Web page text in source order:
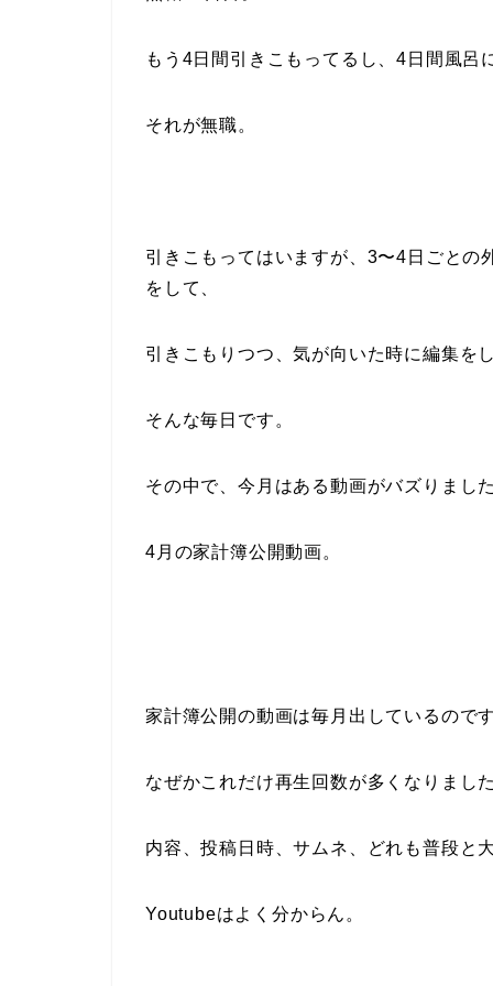
もう4日間引きこもってるし、4日間風呂
それが無職。
引きこもってはいますが、3〜4日ごと
をして、
引きこもりつつ、気が向いた時に編集を
そんな毎日です。
その中で、今月はある動画がバズりまし
4月の家計簿公開動画。
家計簿公開の動画は毎月出しているのです
なぜかこれだけ再生回数が多くなりました
内容、投稿日時、サムネ、どれも普段と
Youtubeはよく分からん。